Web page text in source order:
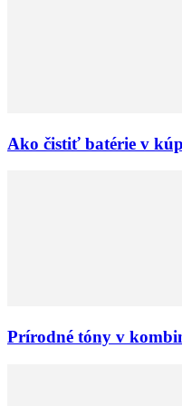
Ako čistiť batérie v
Prírodné tóny v